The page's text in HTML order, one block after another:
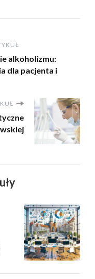
alkoholizmu:
dla pacjenta i